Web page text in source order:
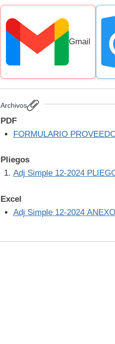
Gmail
Archivos
PDF
FORMULARIO
Pliegos
Adj Simple 12-2024
Excel
Adj Simple 12-2024